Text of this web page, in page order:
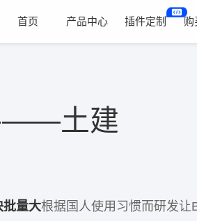
首页 产品中心 插件定制 购
——土建
批量大根据国人使用习惯而研发让